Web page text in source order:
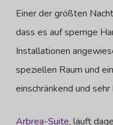
Einer der größten
dass es auf sperrige
Installationen
speziellen Raum und
einschränkend und
Arbrea-Suite, läuft